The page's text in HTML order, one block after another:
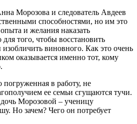
Морозова и следователь Авдеев
способностями, но им это
и желания наказать
того, чтобы восстановить
виновного. Как это очень
оказывается именно тот, кому
в работу, не
ее семьи сгущаются тучи.
Морозовой – ученицу
Но зачем? Чего он потребует